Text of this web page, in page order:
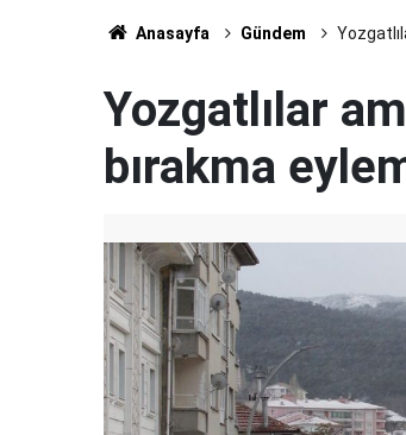
Anasayfa Gündem
Yozgatlılar
bırakma